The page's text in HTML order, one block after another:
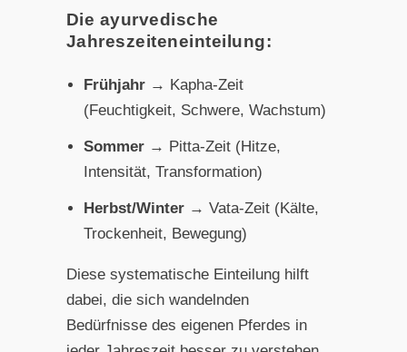
Die ayurvedische
Jahreszeiteneinteilung:
Frühjahr → Kapha-Zeit
(Feuchtigkeit, Schwere, Wachstum)
Sommer → Pitta-Zeit (Hitze,
Intensität, Transformation)
Herbst/Winter → Vata-Zeit (Kälte,
Trockenheit, Bewegung)
Diese systematische Einteilung hilft
dabei, die sich wandelnden
Bedürfnisse des eigenen Pferdes in